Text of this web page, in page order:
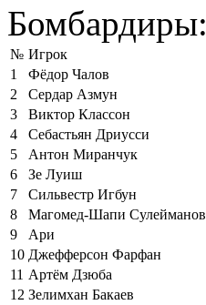
Бомбардиры:
№ Игрок
1
Фёдор Чалов
2
Сердар Азмун
3
Виктор Классон
4
Себастьян Дриусси
5
Антон Миранчук
6
Зе Луиш
7
Сильвестр Игбун
8
Магомед-Шапи Сулейманов
9
Ари
10 Джефферсон Фарфан
11 Артём Дзюба
12 Зелимхан Бакаев